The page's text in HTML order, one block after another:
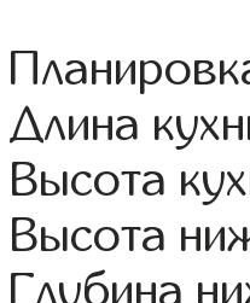
Длина
Высота
Высота
Глубина